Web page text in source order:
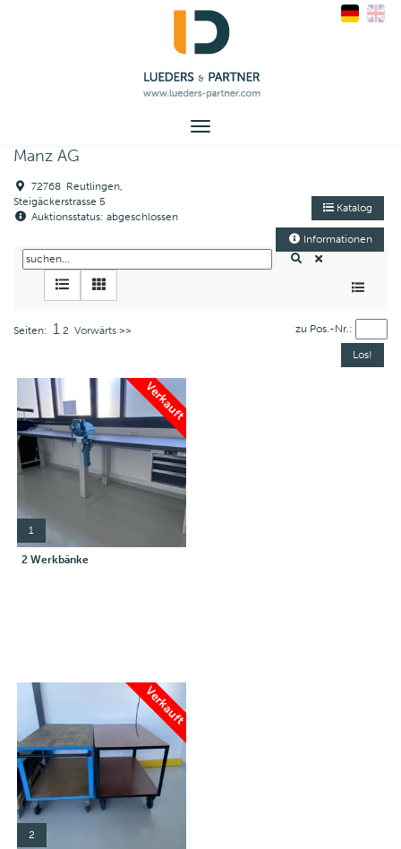
Toggle
Manz AG
72768 Reutlingen,
Steigäckerstrasse 5
Auktionsstatus: abgeschlossen
Katalog
Informationen
Seiten: 1 2 Vorwärts >> zu Pos.-Nr.:
Verkauft
1
2 Werkbänke
Verkauft
2